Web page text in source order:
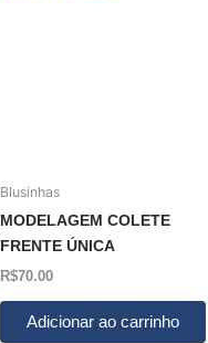
Blusinhas
MODELAGEM COLETE
FRENTE ÚNICA
R$70.00
Adicionar ao carrinho